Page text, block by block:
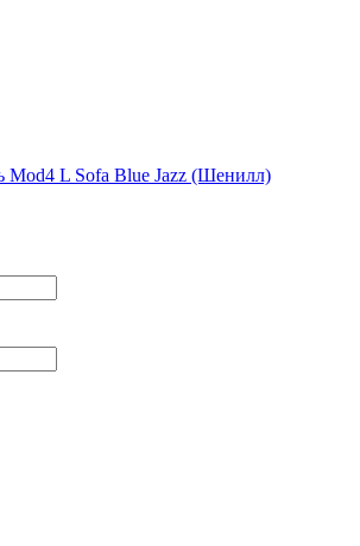
Mod4 L Sofa Blue Jazz (Шенилл)